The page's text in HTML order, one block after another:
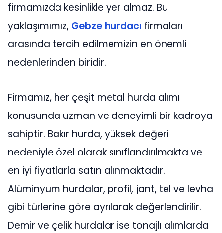
firmamızda kesinlikle yer almaz. Bu
yaklaşımımız, Gebze hurdacı firmaları
arasında tercih edilmemizin en önemli
nedenlerinden biridir.
Firmamız, her çeşit metal hurda alımı
konusunda uzman ve deneyimli bir kadroya
sahiptir. Bakır hurda, yüksek değeri
nedeniyle özel olarak sınıflandırılmakta ve
en iyi fiyatlarla satın alınmaktadır.
Alüminyum hurdalar, profil, jant, tel ve levha
gibi türlerine göre ayrılarak değerlendirilir.
Demir ve çelik hurdalar ise tonajlı alımlarda